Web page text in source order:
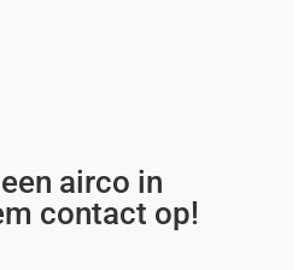
airco in
contact op!